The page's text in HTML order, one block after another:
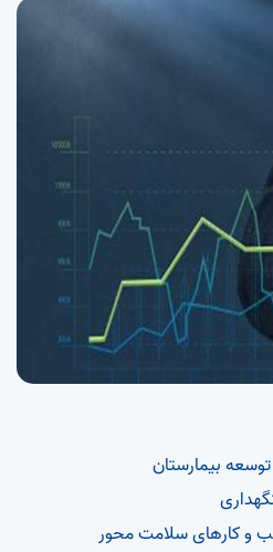
بیمارستان
و کارهای سلامت محور